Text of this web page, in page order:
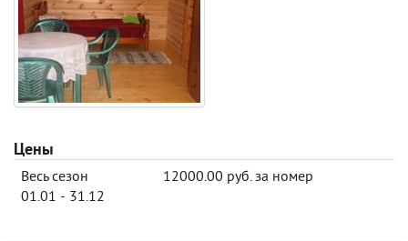
Цены
Весь сезон
01.01 - 31.12
12000.00 руб. за номер